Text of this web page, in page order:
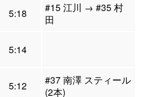
5:18
#15 江川 → #35 村
田
5:14
5:12
#37 南澤 スティール
(2本)